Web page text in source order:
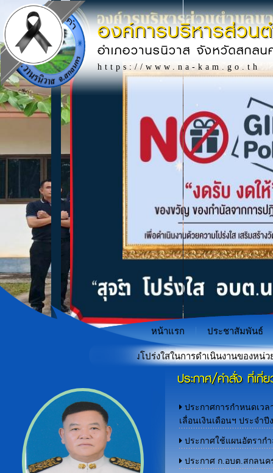
องค์การบริหารส่วน
อำเภอวานรนิวาส จังหวัดสกลน
https://www.na-kam.go.th
"เกราะป้องกันภัยไซเบอร์สำหรั
ธรรมและความโปร่งใสในการดำเนินงานของหน่วยงานภาครัฐ
หน้าแรก ประชาสัมพันธ์
ประกาศ/คำสั่ง ที่เกี่
ประกาศการกำหนดเว
เลื่อนเงินเดือนฯ ประจำ
ประกาศใช้แผนอัตรากำ
ประกาศ ก.อบต.สกลนค